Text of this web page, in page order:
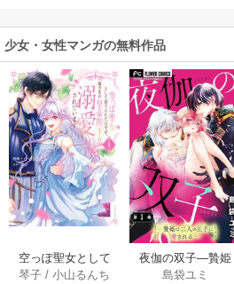
す～
少女・女性マンガの無料作品
空っぽ聖女として
捨てられたはず
琴子 /小山るんち
夜伽の双子―贄姫
は二人の王子に愛
島袋ユミ